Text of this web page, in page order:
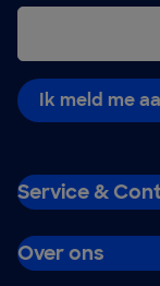
Ik meld me
Service &
Over ons